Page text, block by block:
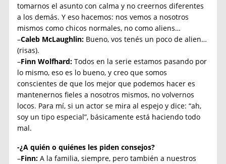
tomarnos el asunto con calma y no creernos diferentes
a los demás. Y eso hacemos: nos vemos a nosotros
mismos como chicos normales, no como aliens…
–Caleb McLaughlin: Bueno, vos tenés un poco de alien…
(risas).
–Finn Wolfhard: Todos en la serie estamos pasando por
lo mismo, eso es lo bueno, y creo que somos
conscientes de que los mejor que podemos hacer es
mantenernos fieles a nosotros mismos, no volvernos
locos. Para mí, si un actor se mira al espejo y dice: “ah,
soy un tipo especial”, básicamente está haciendo todo
mal.
-¿A quién o quiénes les piden consejos?
–Finn: A la familia, siempre, pero también a nuestros